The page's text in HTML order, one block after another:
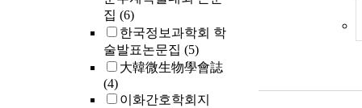
집 (6)
한국정보과학회 학
술발표논문집 (5)
大韓微生物學會誌
(4)
이화간호학회지